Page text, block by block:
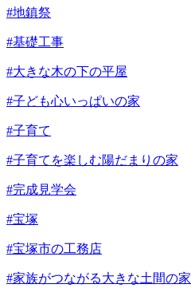
#地鎮祭
#基礎工事
#大きな木の下の平屋
#子ども心いっぱいの家
#子育て
#子育てを楽しむ陽だまりの家
#完成見学会
#宝塚
#宝塚市の工務店
#家族がつながる大きな土間の家